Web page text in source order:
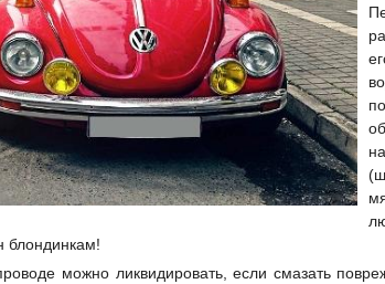
блондинкам!
можно ликвидировать, если смазать